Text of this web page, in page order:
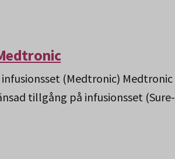
(Medtronic) Medtronic
tillgång på infusionsset (Sure-